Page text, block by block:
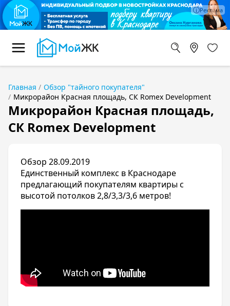
Главная
Обзор "тайного покупателя"
Микрорайон Красная площадь, СК Romex Development
Микрорайон Красная площадь,
СК Romex Development
Обзор 28.09.2019
Единственный комплекс в Краснодаре
предлагающий покупателям квартиры с
высотой потолков 2,8/3,3/3,6 метров!